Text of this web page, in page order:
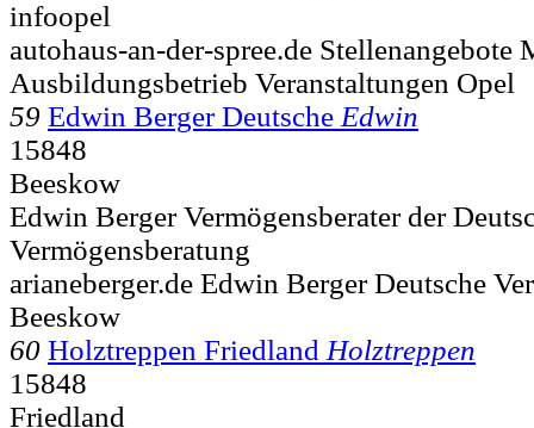
infoopel
autohaus-an-der-spree.de Stellenangebote
Ausbildungsbetrieb Veranstaltungen Opel
59 Edwin Berger Deutsche Edwin
15848
Beeskow
Edwin Berger Vermögensberater der
Vermögensberatung
arianeberger.de Edwin Berger Deutsche
Beeskow
60 Holztreppen Friedland Holztreppen
15848
Friedland